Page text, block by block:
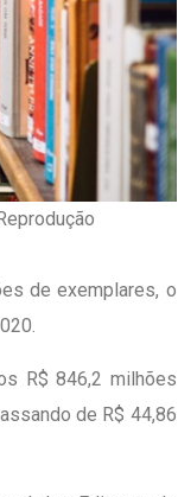
de exemplares, o
R$ 846,2 milhões
de R$ 44,86